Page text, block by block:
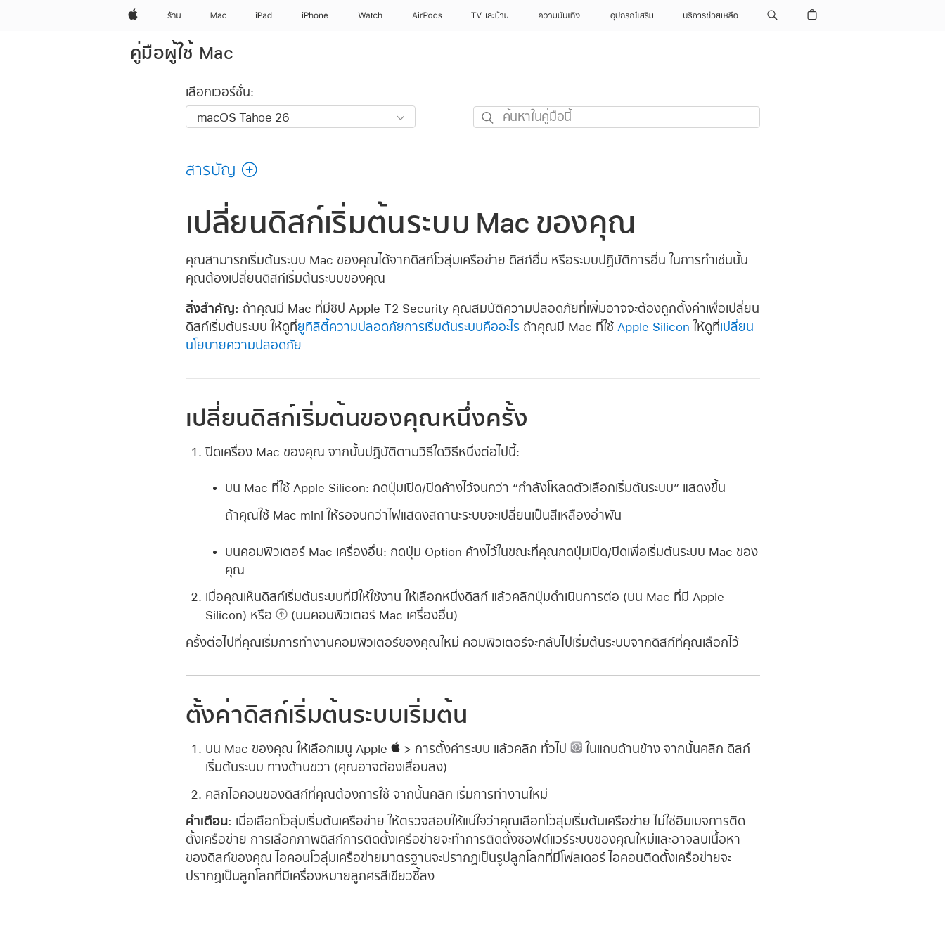
Appleร้าน Mac iPad iPhone Watch AirPods TV และบ้าน ความบันเทิง อุปกรณ์เสริม บริการช่วยเหลือ
คู่มือผู้ใช้ Mac
เลือกเวอร์ชั่น:
ค้นหา
สารบัญ
เปลี่ยนดิสก์เริ่มต้นระบบ Mac ของคุณ
คุณสามารถเริ่มต้นระบบ Mac ของคุณได้จากดิสก์โวลุ่มเครือข่าย ดิสก์อื่น หรือระบบปฏิบัติการอื่น ในการทำเช่นนั้น
คุณต้องเปลี่ยนดิสก์เริ่มต้นระบบของคุณ
สิ่งสำคัญ: ถ้าคุณมี Mac ที่มีชิป Apple T2 Security คุณสมบัติความปลอดภัยที่เพิ่มอาจจะต้องถูกตั้งค่าเพื่อเปลี่ยน
ดิสก์เริ่มต้นระบบ ให้ดูที่ยูทิลิตี้ความปลอดภัยการเริ่มต้นระบบคืออะไร ถ้าคุณมี Mac ที่ใช้ Apple Silicon ให้ดูที่เปลี่ยน
นโยบายความปลอดภัย
เปลี่ยนดิสก์เริ่มต้นของคุณหนึ่งครั้ง
ปิดเครื่อง Mac ของคุณ จากนั้นปฏิบัติตามวิธีใดวิธีหนึ่งต่อไปนี้:
บน Mac ที่ใช้ Apple Silicon: กดปุ่มเปิด/ปิดค้างไว้จนกว่า “กำลังโหลดตัวเลือกเริ่มต้นระบบ” แสดงขึ้น
ถ้าคุณใช้ Mac mini ให้รอจนกว่าไฟแสดงสถานะระบบจะเปลี่ยนเป็นสีเหลืองอำพัน
บนคอมพิวเตอร์ Mac เครื่องอื่น: กดปุ่ม Option ค้างไว้ในขณะที่คุณกดปุ่มเปิด/ปิดเพื่อเริ่มต้นระบบ Mac ของ
คุณ
เมื่อคุณเห็นดิสก์เริ่มต้นระบบที่มีให้ใช้งาน ให้เลือกหนึ่งดิสก์ แล้วคลิกปุ่มดำเนินการต่อ (บน Mac ที่มี Apple
Silicon) หรือ
(บนคอมพิวเตอร์ Mac เครื่องอื่น)
ครั้งต่อไปที่คุณเริ่มการทำงานคอมพิวเตอร์ของคุณใหม่ คอมพิวเตอร์จะกลับไปเริ่มต้นระบบจากดิสก์ที่คุณเลือกไว้
ตั้งค่าดิสก์เริ่มต้นระบบเริ่มต้น
บน Mac ของคุณ ให้เลือกเมนู Apple > การตั้งค่าระบบ แล้วคลิก ทั่วไป
ในแถบด้านข้าง จากนั้นคลิก ดิสก์
เริ่มต้นระบบ ทางด้านขวา (คุณอาจต้องเลื่อนลง)
คลิกไอคอนของดิสก์ที่คุณต้องการใช้ จากนั้นคลิก เริ่มการทำงานใหม่
คำเตือน: เมื่อเลือกโวลุ่มเริ่มต้นเครือข่าย ให้ตรวจสอบให้แน่ใจว่าคุณเลือกโวลุ่มเริ่มต้นเครือข่าย ไม่ใช่อิมเมจการติด
ตั้งเครือข่าย การเลือกภาพดิสก์การติดตั้งเครือข่ายจะทำการติดตั้งซอฟต์แวร์ระบบของคุณใหม่และอาจลบเนื้อหา
ของดิสก์ของคุณ ไอคอนโวลุ่มเครือข่ายมาตรฐานจะปรากฏเป็นรูปลูกโลกที่มีโฟลเดอร์ ไอคอนติดตั้งเครือข่ายจะ
ปรากฏเป็นลูกโลกที่มีเครื่องหมายลูกศรสีเขียวชี้ลง